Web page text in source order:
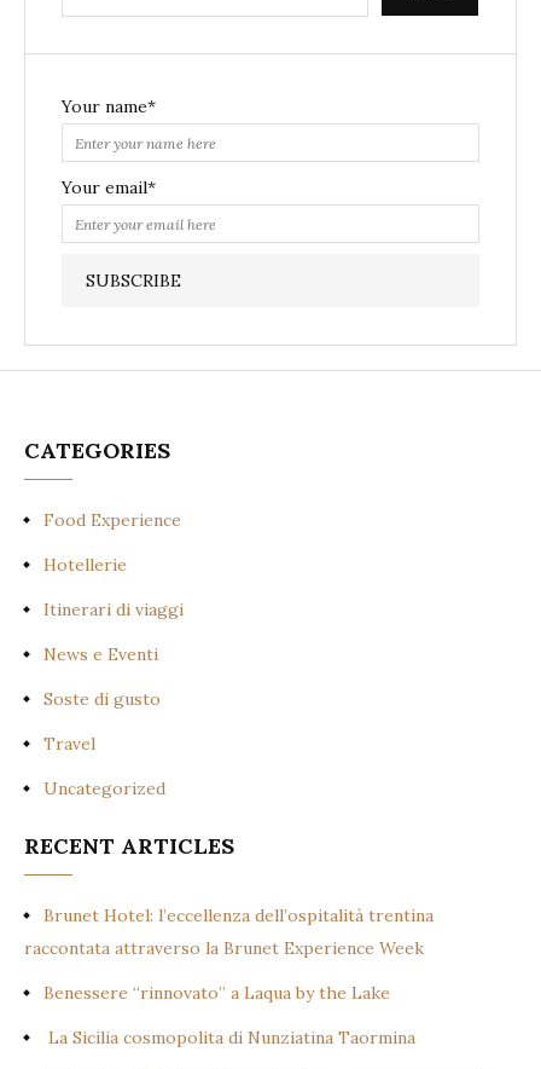
Your name*
Your email*
CATEGORIES
Food Experience
Hotellerie
Itinerari di viaggi
News e Eventi
Soste di gusto
Travel
Uncategorized
RECENT ARTICLES
Brunet Hotel: l’eccellenza dell’ospitalità trentina
raccontata attraverso la Brunet Experience Week
Benessere “rinnovato” a Laqua by the Lake
La Sicilia cosmopolita di Nunziatina Taormina